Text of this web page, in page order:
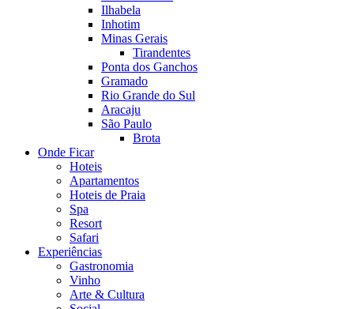
Ilhabela
Inhotim
Minas Gerais
Tirandentes
Ponta dos Ganchos
Gramado
Rio Grande do Sul
Aracaju
São Paulo
Brota
Onde Ficar
Hoteis
Apartamentos
Hoteis de Praia
Spa
Resort
Safari
Experiências
Gastronomia
Vinho
Arte & Cultura